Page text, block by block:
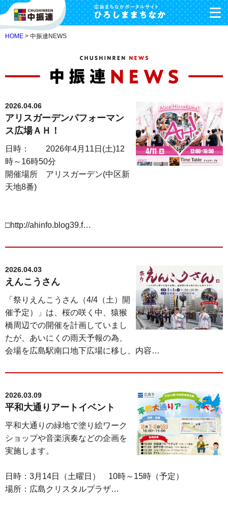
HOME > 中振連NEWS
2026.04.06
アリスガーデンパフォーマン
ス広場ＡＨ！
日時： 2026年4月11日(土)12
時～16時50分
開催場所 アリスガーデン(中区新
天地8番)
□http://ahinfo.blog39.f…
2026.04.03
えんこうさん
「祭りえんこうさん（4/4（土）開
催予定）」は、桜の咲く中、猿猴
橋周辺での開催を計画していまし
たが、あいにくの雨天予報の為、
会場を広島駅南口地下広場に移し、内容…
2026.03.09
平和大通りアートイベント
平和大通りの緑地で塗り絵ワーク
ショップや音楽演奏などの企画を
実施します。
日時：3月14日（土曜日） 10時～15時（予定）
場所：広島クリスタルプラザ…